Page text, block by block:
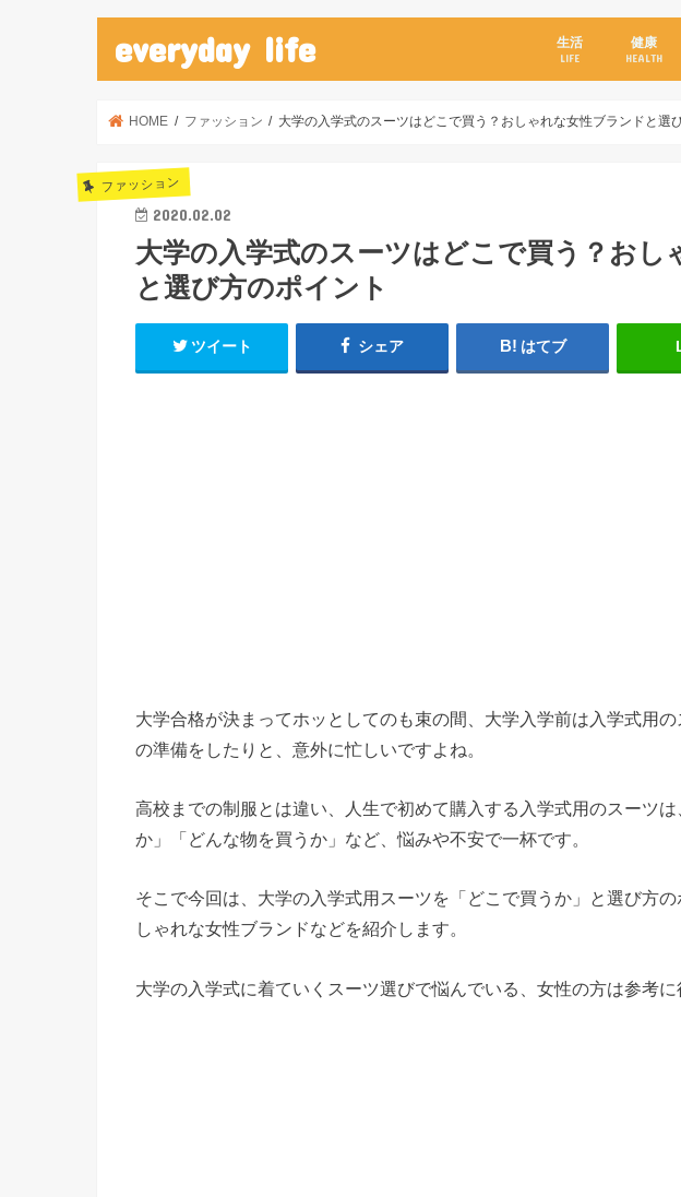
everyday life 生活
LIFE
健康
HEALTH
HOME ファッション 大学の入学式のスーツはどこで買う？おしゃれな女性ブランドと選
ファッション
2020.02.02
大学の入学式のスーツはどこで買う？おし
と選び方のポイント
ツイート シェア はてブ
大学合格が決まってホッとしてのも束の間、大学入学前は入学式用
の準備をしたりと、意外に忙しいですよね。
高校までの制服とは違い、人生で初めて購入する入学式用のスーツ
か」「どんな物を買うか」など、悩みや不安で一杯です。
そこで今回は、大学の入学式用スーツを「どこで買うか」と選び方
しゃれな女性ブランドなどを紹介します。
大学の入学式に着ていくスーツ選びで悩んでいる、女性の方は参考